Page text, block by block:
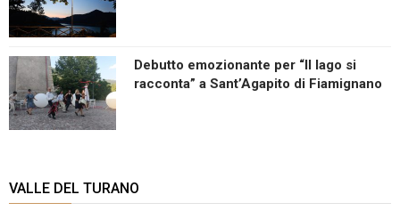
Debutto emozionante per “Il lago si
racconta” a Sant’Agapito di Fiamignano
VALLE DEL TURANO